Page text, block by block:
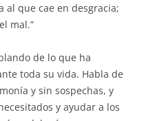
al que cae en desgracia;
mal.”
de lo que ha
toda su vida. Habla de
y sin sospechas, y
y ayudar a los